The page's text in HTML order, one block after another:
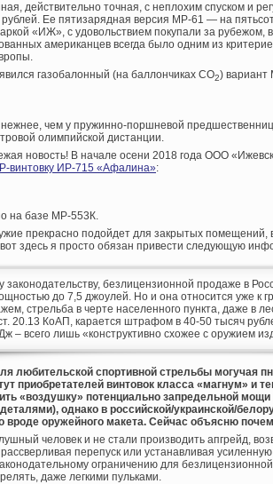
действительно точная, с неплохим спуском и
рублей. Ее пятизарядная версия МР-61 — на
«ИЖ», с удовольствием покупали за
американцев всегда было одним из
газобалонный (на баллончиках СО2) вариант
чем у пружинно-поршневой
олимпийской дистанции.
новость! В начале осени 2018 года ООО
винтовку ИР-715 «Афалина»:
на базе МР-553К.
прекрасно подойдет для закрытых помещений,
здесь я просто обязан привести следующую
безлицензионной продаже в
до 7,5 джоулей. Но и она относится уже к
стрельба в черте населенного пункта, даже в
20.13 КоАП, карается штрафом в 40-50 тысяч
– всего лишь «конструктивно схожее с оружием
любительской спортивной стрельбы могучая
приобретателей винтовок класса «магнум» и
«воздушку» потенциально запредельной
однако в российской/украинской/
вроде оружейного макета. Сейчас объясню
человек и не стали производить апгрейд,
перепуск или устанавливая
ограничению для
даже легкими пульками.